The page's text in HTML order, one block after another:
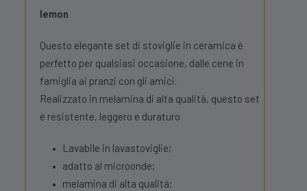
lemon
Questo elegante set di stoviglie in ceramica è
perfetto per qualsiasi occasione, dalle cene in
famiglia ai pranzi con gli amici.
Realizzato in melamina di alta qualità, questo set
è resistente, leggero e duraturo.
•
Lavabile in lavastoviglie;
• adatto al microonde;
• melamina di alta qualità;